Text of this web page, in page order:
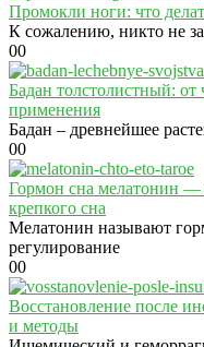
Промокли ноги: что
К сожалению, никто не
00
Бадан толстолистный: от
применения
Бадан – древнейшее
00
Гормон сна мелатонин —
крепкого сна
Мелатонин называют
регулирование
00
Восстановление после
и методы